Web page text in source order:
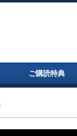
ご購読特典